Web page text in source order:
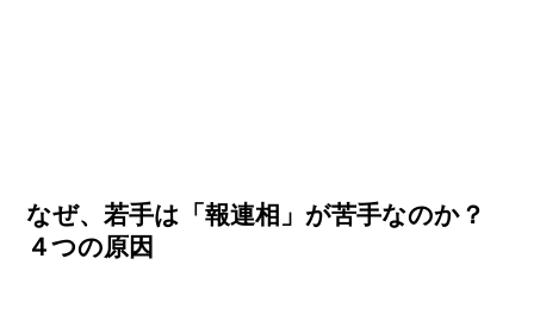
なぜ、若手は「報連相」が苦手なのか？
４つの原因